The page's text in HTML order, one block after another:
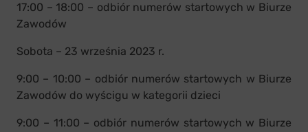
17:00 – 18:00 – odbiór numerów startowych w Biurze
Zawodów
Sobota – 23 września 2023 r.
9:00 – 10:00 – odbiór numerów startowych w Biurze
Zawodów do wyścigu w kategorii dzieci
9:00 – 11:00 – odbiór numerów startowych w Biurze